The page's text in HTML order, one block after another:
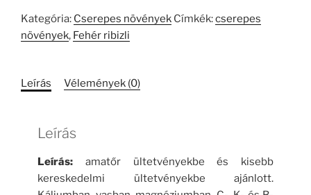
Kategória: Cserepes növények Címkék:cserepes
növények, Fehér ribizli
Leírás Vélemények (0)
Leírás
Leírás: amatőr ültetvényekbe és kisebb
kereskedelmi ültetvényekbe ajánlott.